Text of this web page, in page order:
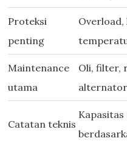
Proteksi
penting
Maintenance
utama
Oli, filter,
Catatan teknis